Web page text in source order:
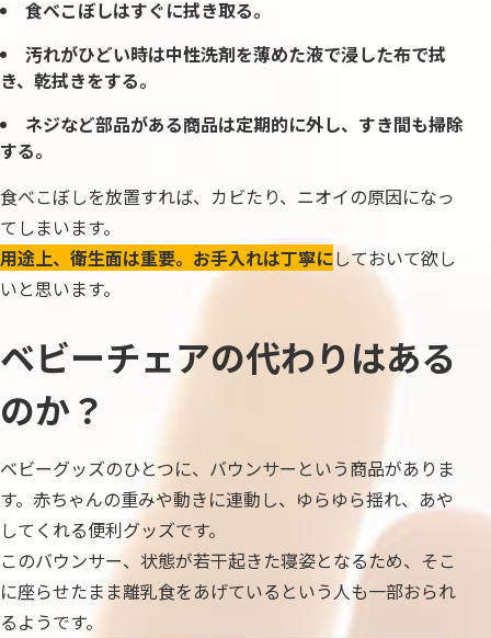
食べこぼしはすぐに拭き取る。
汚れがひどい時は中性洗剤を薄めた液で浸した布で拭
き、乾拭きをする。
ネジなど部品がある商品は定期的に外し、すき間も掃除
する。
食べこぼしを放置すれば、カビたり、ニオイの原因になっ
てしまいます。
用途上、衛生面は重要。お手入れは丁寧にしておいて欲し
いと思います。
ベビーチェアの代わりはある
のか？
ベビーグッズのひとつに、バウンサーという商品がありま
す。赤ちゃんの重みや動きに連動し、ゆらゆら揺れ、あや
してくれる便利グッズです。
このバウンサー、状態が若干起きた寝姿となるため、そこ
に座らせたまま離乳食をあげているという人も一部おられ
るようです。